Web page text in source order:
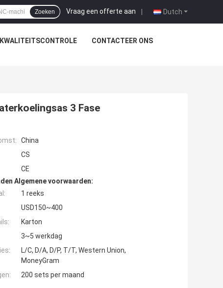
Dutch
Vraag een offerte aan |
Zoeken
KWALITEITSCONTROLE CONTACTEER ONS
3 Fase
China
CS
CE
Algemene voorwaarden:
1 reeks
USD150~400
Karton
3~5 werkdag
L/C, D/A, D/P, T/T, Western Union,
MoneyGram
200 sets per maand